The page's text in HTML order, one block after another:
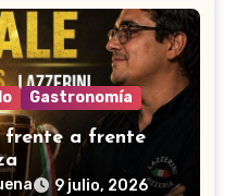
Gastronomía
frente a frente
9 julio, 2026